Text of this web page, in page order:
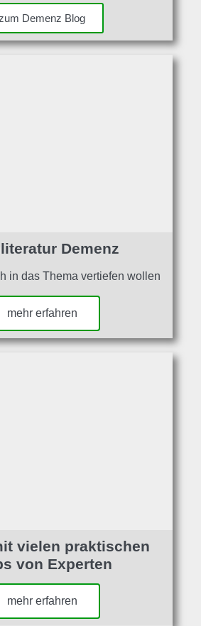
Demenz Blog
Demenz
in das Thema vertiefen wollen
mehr erfahren
vielen praktischen
von Experten
mehr erfahren